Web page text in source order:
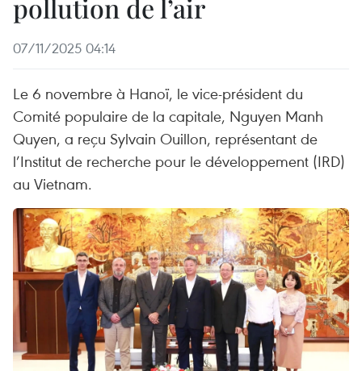
pollution de l’air
07/11/2025 04:14
Le 6 novembre à Hanoï, le vice-président du
Comité populaire de la capitale, Nguyen Manh
Quyen, a reçu Sylvain Ouillon, représentant de
l’Institut de recherche pour le développement (IRD)
au Vietnam.